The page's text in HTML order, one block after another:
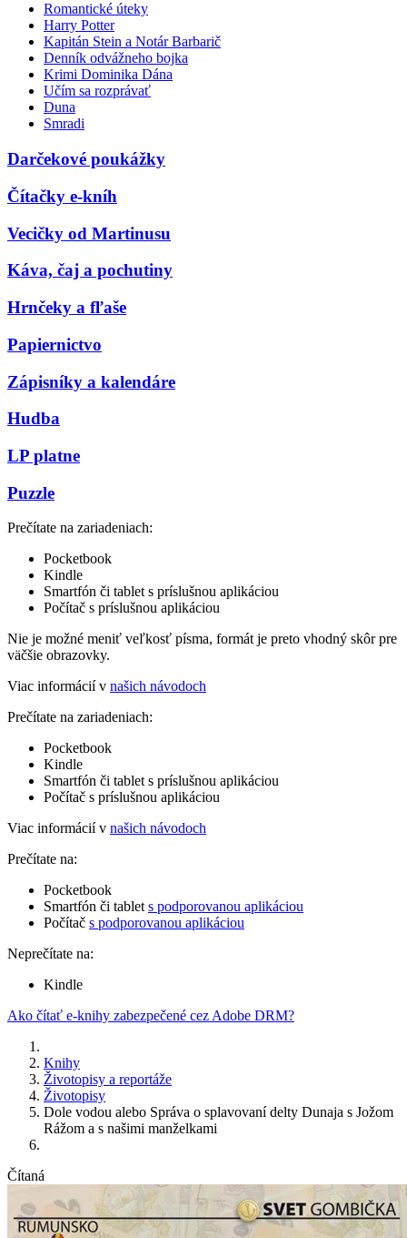
Romantické úteky
Harry Potter
Kapitán Stein a Notár Barbarič
Denník odvážneho bojka
Krimi Dominika Dána
Učím sa rozprávať
Duna
Smradi
Darčekové poukážky
Čítačky e-kníh
Vecičky od Martinusu
Káva, čaj a pochutiny
Hrnčeky a fľaše
Papiernictvo
Zápisníky a kalendáre
Hudba
LP platne
Puzzle
Prečítate na zariadeniach:
Pocketbook
Kindle
Smartfón či tablet s príslušnou aplikáciou
Počítač s príslušnou aplikáciou
Nie je možné meniť veľkosť písma, formát je preto vhodný skôr pre
väčšie obrazovky.
Viac informácií v našich návodoch
Prečítate na zariadeniach:
Pocketbook
Kindle
Smartfón či tablet s príslušnou aplikáciou
Počítač s príslušnou aplikáciou
Viac informácií v našich návodoch
Prečítate na:
Pocketbook
Smartfón či tablet s podporovanou aplikáciou
Počítač s podporovanou aplikáciou
Neprečítate na:
Kindle
Ako čítať e-knihy zabezpečené cez Adobe DRM?
Knihy
Životopisy a reportáže
Životopisy
Dole vodou alebo Správa o splavovaní delty Dunaja s Jožom
Rážom a s našimi manželkami
Čítaná